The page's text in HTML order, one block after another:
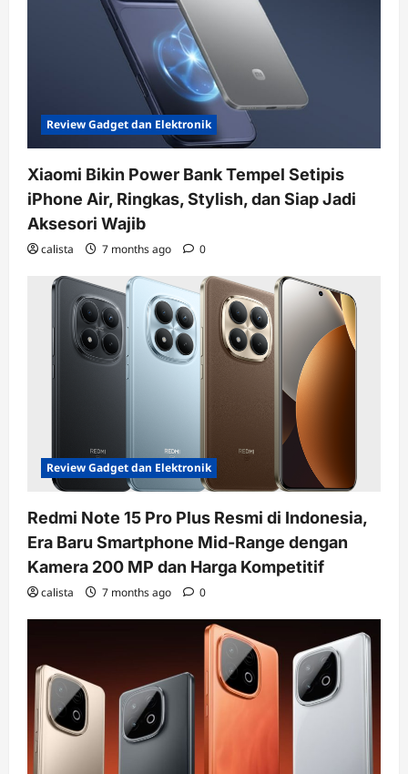
Review Gadget dan Elektronik
Xiaomi Bikin Power Bank Tempel Setipis
iPhone Air, Ringkas, Stylish, dan Siap Jadi
Aksesori Wajib
calista 7 months ago 0
Review Gadget dan Elektronik
Redmi Note 15 Pro Plus Resmi di Indonesia,
Era Baru Smartphone Mid-Range dengan
Kamera 200 MP dan Harga Kompetitif
calista 7 months ago 0